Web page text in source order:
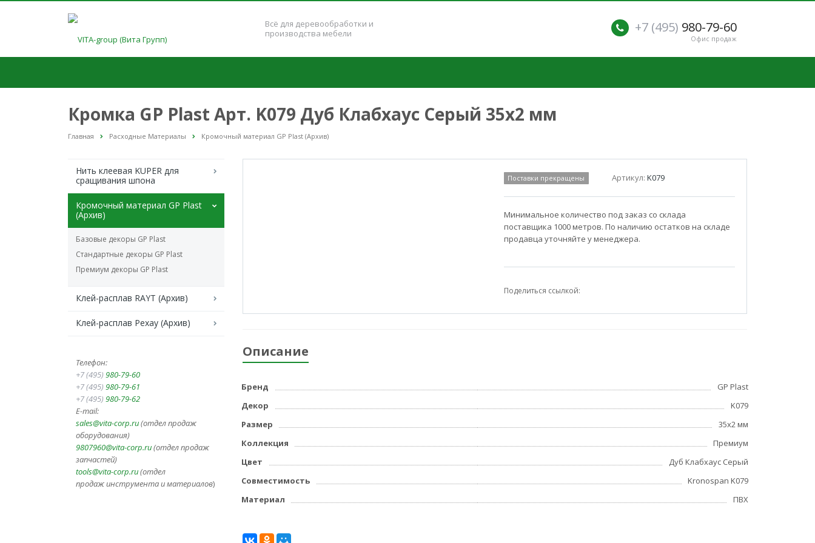
Всё для деревообработки и
производства мебели
+7 (495) 980-79-60
Офис продаж
Кромка GP Plast Арт. K079 Дуб Клабхаус Серый 35x2 мм
Главная Расходные Материалы Кромочный материал GP Plast (Архив)
Нить клеевая KUPER для
сращивания шпона
Кромочный материал GP Plast
(Архив)
Базовые декоры GP Plast
Стандартные декоры GP Plast
Премиум декоры GP Plast
Клей-расплав RAYT (Архив)
Клей-расплав Рехау (Архив)
Телефон:
+7 (495) 980-79-60
+7 (495) 980-79-61
+7 (495) 980-79-62
E-mail:
sales@vita-corp.ru(отдел продаж
оборудования)
9807960@vita-corp.ru(отдел продаж
запчастей)
tools@vita-corp.ru(отдел
продаж инструмента иматериалов)
Поставки прекращены Артикул: K079
Минимальное количество под заказ со склада
поставщика 1000 метров. По наличию остатков на складе
продавца уточняйте у менеджера.
Поделиться ссылкой:
Описание
Бренд
GP Plast
Декор
K079
Размер
35x2 мм
Коллекция
Премиум
Цвет
Дуб Клабхаус Серый
Совместимость
Kronospan K079
Материал
ПВХ